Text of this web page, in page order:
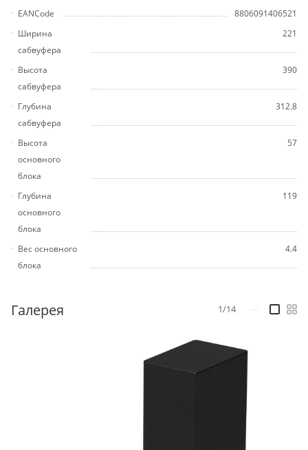
EANCode
8806091406521
Ширина
сабвуфера
221
Высота
сабвуфера
390
Глубина
сабвуфера
312.8
Высота
основного
блока
57
Глубина
основного
блока
119
Вес основного
блока
4.4
Галерея 1/14